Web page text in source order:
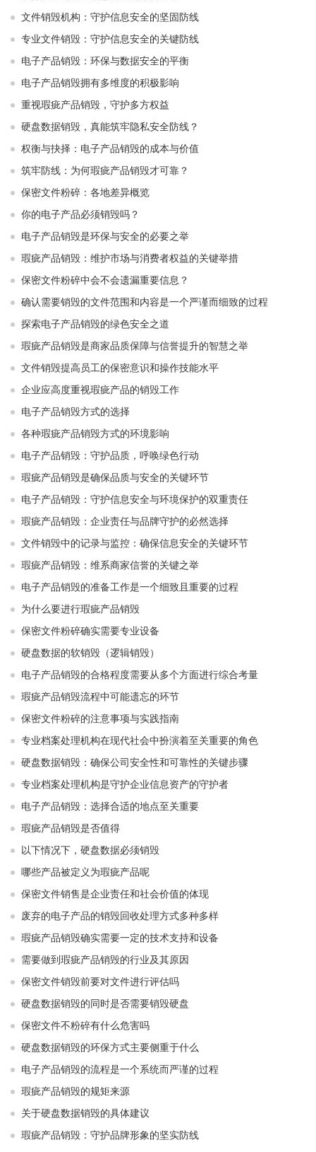
文件销毁机构：守护信息安全的坚固防线
专业文件销毁：守护信息安全的关键防线
电子产品销毁：环保与数据安全的平衡
电子产品销毁拥有多维度的积极影响
重视瑕疵产品销毁，守护多方权益
硬盘数据销毁，真能筑牢隐私安全防线？
权衡与抉择：电子产品销毁的成本与价值
筑牢防线：为何瑕疵产品销毁才可靠？
保密文件粉碎：各地差异概览
你的电子产品必须销毁吗？
电子产品销毁是环保与安全的必要之举​ ​
瑕疵产品销毁：维护市场与消费者权益的关键举措​ ​
保密文件粉碎中会不会遗漏重要信息？
确认需要销毁的文件范围和内容是一个严谨而细致的过程
探索电子产品销毁的绿色安全之道
瑕疵产品销毁是商家品质保障与信誉提升的智慧之举
文件销毁提高员工的保密意识和操作技能水平
企业应高度重视瑕疵产品的销毁工作
电子产品销毁方式的选择
各种瑕疵产品销毁方式的环境影响
电子产品销毁：守护品质，呼唤绿色行动
瑕疵产品销毁是确保品质与安全的关键环节
电子产品销毁：守护信息安全与环境保护的双重责任
瑕疵产品销毁：企业责任与品牌守护的必然选择
文件销毁中的记录与监控：确保信息安全的关键环节
瑕疵产品销毁：维系商家信誉的关键之举
电子产品销毁的准备工作是一个细致且重要的过程
为什么要进行瑕疵产品销毁
保密文件粉碎确实需要专业设备
硬盘数据的软销毁（逻辑销毁）
电子产品销毁的合格程度需要从多个方面进行综合考量
瑕疵产品销毁流程中可能遗忘的环节
保密文件粉碎的注意事项与实践指南
专业档案处理机构在现代社会中扮演着至关重要的角色
硬盘数据销毁：确保公司安全性和可靠性的关键步骤
专业档案处理机构是守护企业信息资产的守护者
电子产品销毁：选择合适的地点至关重要
瑕疵产品销毁是否值得
以下情况下，硬盘数据必须销毁
哪些产品被定义为瑕疵产品呢
保密文件销售是企业责任和社会价值的体现
废弃的电子产品的销毁回收处理方式多种多样
瑕疵产品销毁确实需要一定的技术支持和设备
需要做到瑕疵产品销毁的行业及其原因
保密文件销毁前要对文件进行评估吗
硬盘数据销毁的同时是否需要销毁硬盘
保密文件不粉碎有什么危害吗
硬盘数据销毁的环保方式主要侧重于什么
电子产品销毁的流程是一个系统而严谨的过程
瑕疵产品销毁的规矩来源
关于硬盘数据销毁的具体建议
瑕疵产品销毁：守护品牌形象的坚实防线